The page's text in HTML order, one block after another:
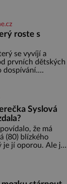
rozinek 3 šálky
1 lžíce mlet
roste s
se vyvíjí a
prvních dětských
dospívání.
odpočinek a
etapu života
dítěte. Pro
měkkost a
by pokoj
především
Syslová
že má
(80) blízkého
je jí oporou. Ale je
o svém odchodu.
samota? Půs